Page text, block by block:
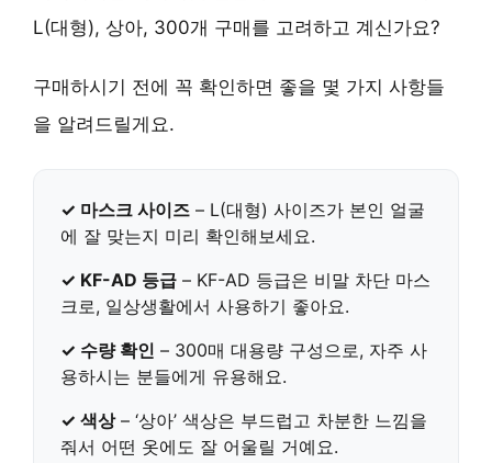
L(대형), 상아, 300개 구매를 고려하고 계신가요?
구매하시기 전에 꼭 확인하면 좋을 몇 가지 사항들
을 알려드릴게요.
✓ 마스크 사이즈 – L(대형) 사이즈가 본인 얼굴
에 잘 맞는지 미리 확인해보세요.
✓ KF-AD 등급 – KF-AD 등급은 비말 차단 마스
크로, 일상생활에서 사용하기 좋아요.
✓ 수량 확인 – 300매 대용량 구성으로, 자주 사
용하시는 분들에게 유용해요.
✓ 색상– ‘상아’ 색상은 부드럽고 차분한 느낌을
줘서 어떤 옷에도 잘 어울릴 거예요.